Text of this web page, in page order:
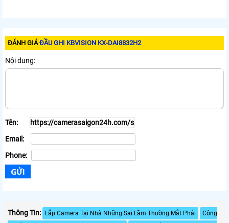
ĐÁNH GIÁĐẦU GHI KBVISION KX-DAI8832H2
Nội dung:
Tên:
Email:
Phone:
Thông Tin: Lắp Camera Tại Nhà Những Sai Lầm Thường Mắt Phải
Công